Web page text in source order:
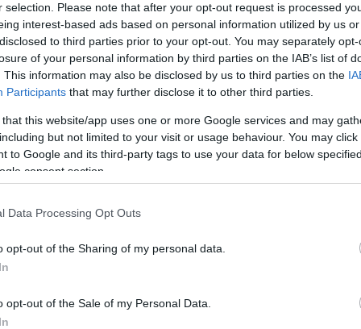
selection. Please note that after your opt-out request is processed
interest-based ads based on personal information utilized by us
to third parties prior to your opt-out. You may separately
of your personal information by third parties on the IAB’s list of
This information may also be disclosed by us to third parties on the
Participants that may further disclose it to other third parties.
that this website/app uses one or more Google services and may
but not limited to your visit or usage behaviour. You may
to Google and its third-party tags to use your data for below
consent section.
Data Processing Opt Outs
opt-out of the Sharing of my personal data.
opt-out of the Sale of my Personal Data.
A három évre szóló és 2010 október végén záruló
programban kommunikációs akadálymentesítés is
történik, azaz indukciós hurok beépítésével
lehetővé válik majd, hogy a hallássérültek is
jobban élvezhessék az előadásokat - emelte ki
mutatják be vizsgaelőadásukat a Kaposvári
színészhallgatói Chioggai csetepaté, azaz a
án a Zagar együttes ad koncertet. Július 31-én,
levelek című kétszemélyes színdarabot mutatják
Judit és Gálffi László szereplésével.
lépnek a világot jelentő deszkákra: a
harmadévesei a Füst a szemében című
a tavaly elhunyt zenészóriásra. Augusztus 6-án,
a Kultkikötő színpadán, augusztus 7-én